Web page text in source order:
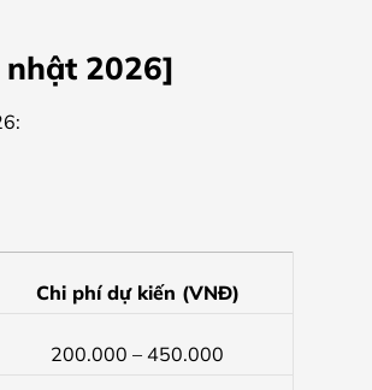
nhật 2026]
Chi phí dự kiến (VNĐ)
200.000 – 450.000